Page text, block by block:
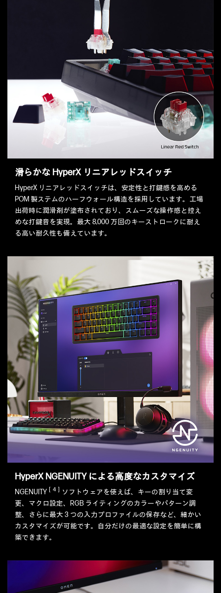
滑らかな HyperX リニアレッドスイッチ
HyperX リニアレッドスイッチは、安定性と打鍵感を高める
POM 製ステムのハーフウォール構造を採用しています。工場
出荷時に潤滑剤が塗布されており、スムーズな操作感と控え
めな打鍵音を実現。最大 8,000 万回のキーストロークに耐え
る高い耐久性も備えています。
HyperX NGENUITY による高度なカスタマイズ
NGENUITY ［4］ ソフトウェアを使えば、キーの割り当て変
更、マクロ設定、RGB ライティングのカラーやパターン調
整、さらに最大 3 つの入力プロファイルの保存など、細かい
カスタマイズが可能です。自分だけの最適な設定を簡単に構
築できます。